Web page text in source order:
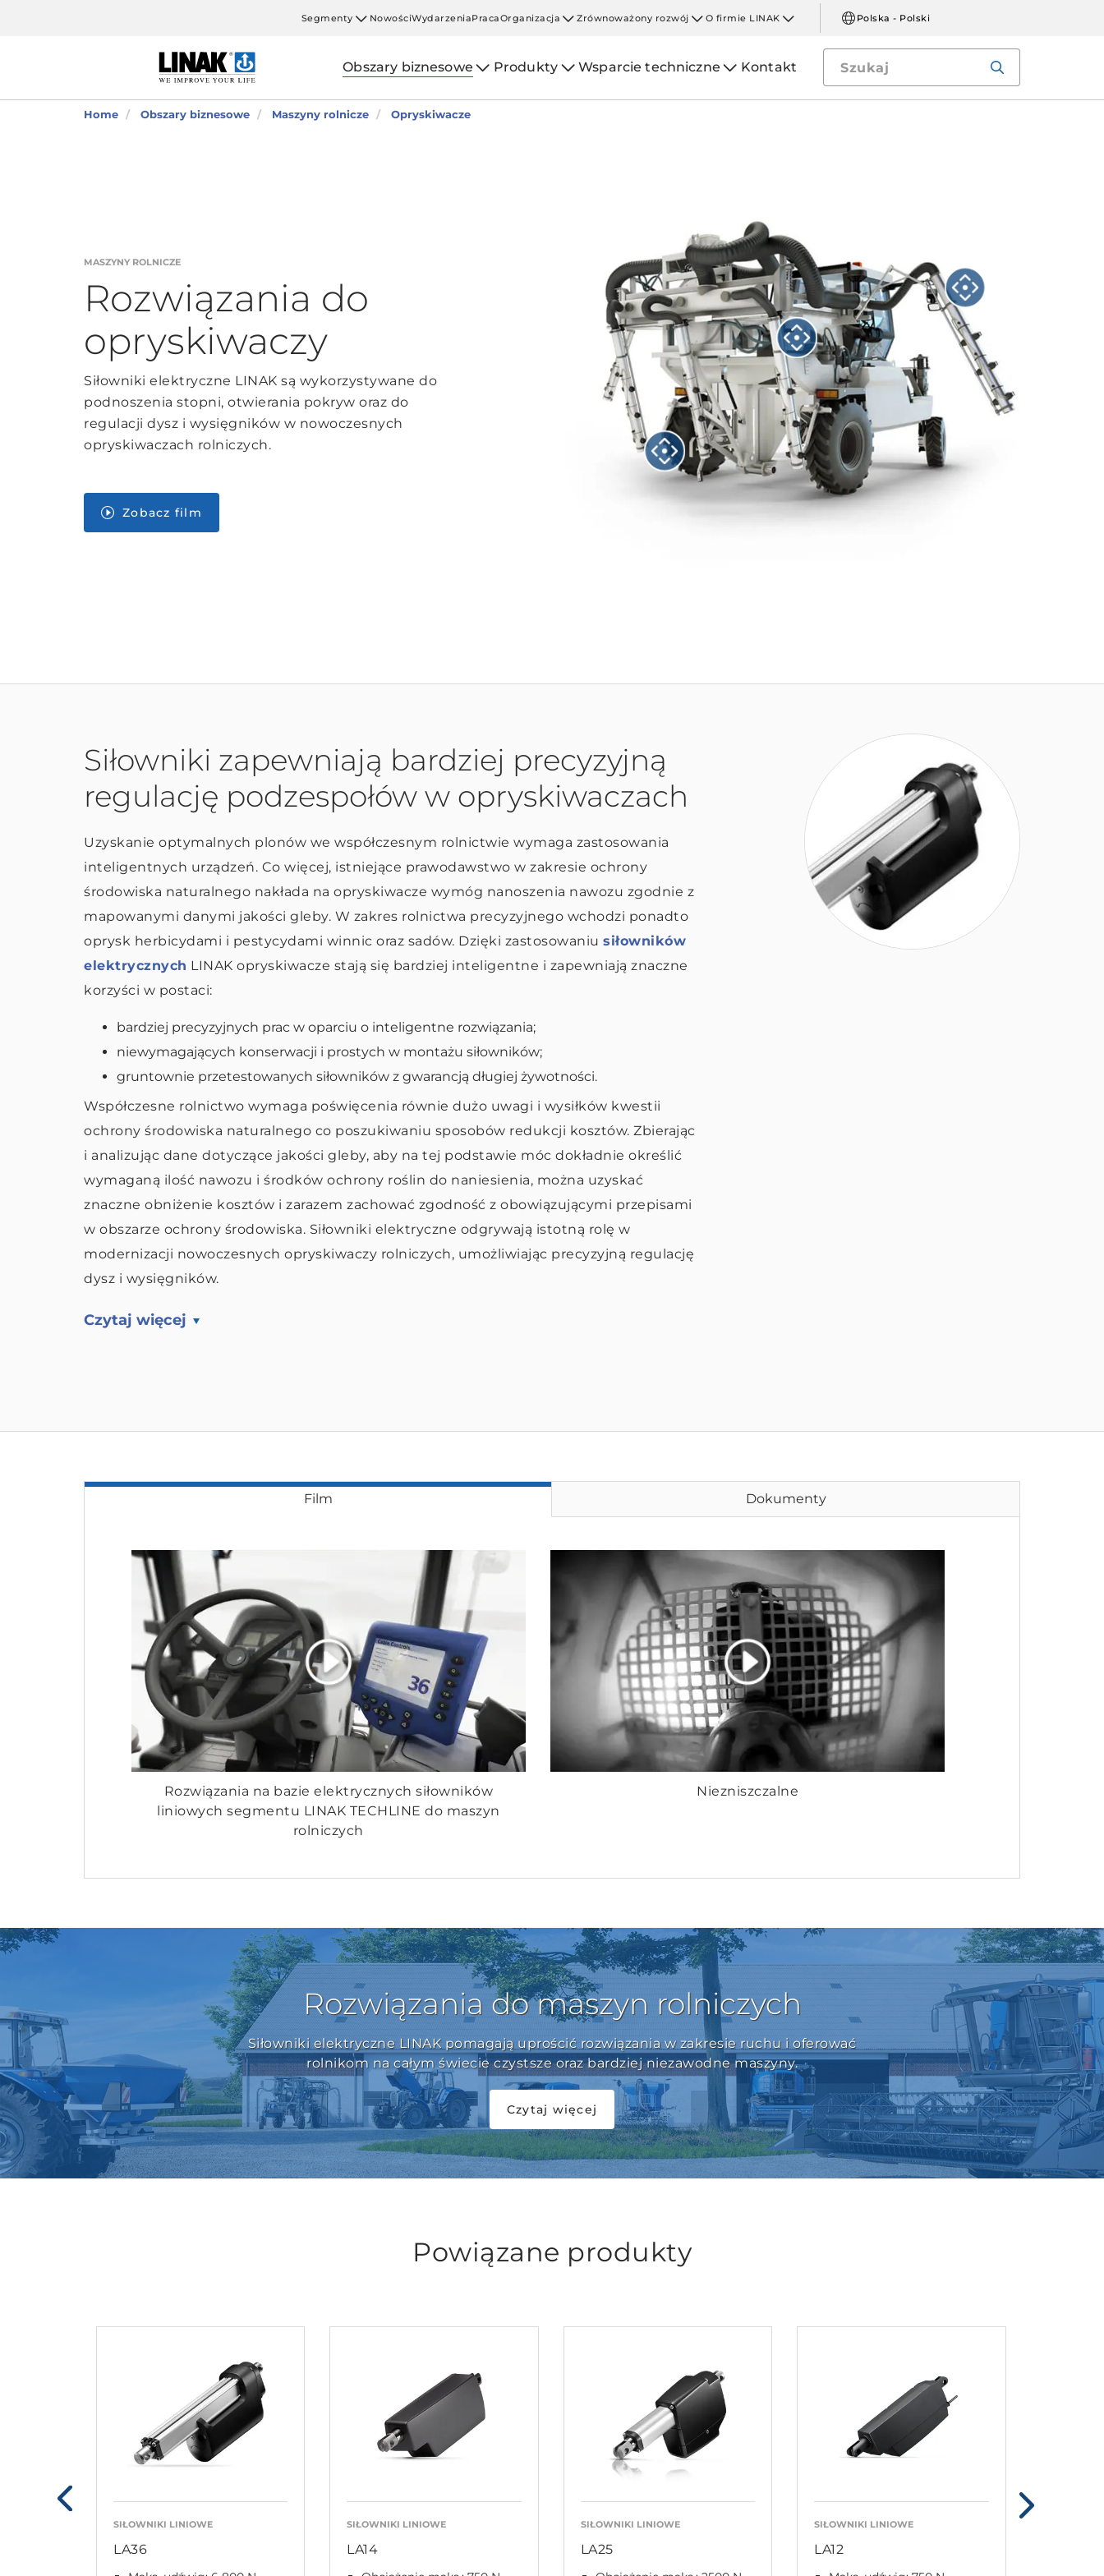
Segmenty NowościWydarzeniaPracaOrganizacja Zrównoważony rozwój O firmie LINAK Polska - Polski
Obszary biznesowe Produkty Wsparcie techniczne Kontakt
Home Obszary biznesowe Maszyny rolnicze Opryskiwacze
MASZYNY ROLNICZE
Rozwiązania do
opryskiwaczy
Siłowniki elektryczne LINAK są wykorzystywane do
podnoszenia stopni, otwierania pokryw oraz do
regulacji dysz i wysięgników w nowoczesnych
opryskiwaczach rolniczych.
Zobacz film
Siłowniki zapewniają bardziej precyzyjną
regulację podzespołów w opryskiwaczach
Uzyskanie optymalnych plonów we współczesnym rolnictwie wymaga zastosowania
inteligentnych urządzeń. Co więcej, istniejące prawodawstwo w zakresie ochrony
środowiska naturalnego nakłada na opryskiwacze wymóg nanoszenia nawozu zgodnie z
mapowanymi danymi jakości gleby. W zakres rolnictwa precyzyjnego wchodzi ponadto
oprysk herbicydami i pestycydami winnic oraz sadów. Dzięki zastosowaniu siłowników
elektrycznych LINAK opryskiwacze stają się bardziej inteligentne i zapewniają znaczne
korzyści w postaci:
bardziej precyzyjnych prac w oparciu o inteligentne rozwiązania;
niewymagających konserwacji i prostych w montażu siłowników;
gruntownie przetestowanych siłowników z gwarancją długiej żywotności.
Współczesne rolnictwo wymaga poświęcenia równie dużo uwagi i wysiłków kwestii
ochrony środowiska naturalnego co poszukiwaniu sposobów redukcji kosztów. Zbierając
i analizując dane dotyczące jakości gleby, aby na tej podstawie móc dokładnie określić
wymaganą ilość nawozu i środków ochrony roślin do naniesienia, można uzyskać
znaczne obniżenie kosztów i zarazem zachować zgodność z obowiązującymi przepisami
w obszarze ochrony środowiska. Siłowniki elektryczne odgrywają istotną rolę w
modernizacji nowoczesnych opryskiwaczy rolniczych, umożliwiając precyzyjną regulację
dysz i wysięgników.
Czytaj więcej
Film Dokumenty
Rozwiązania na bazie elektrycznych siłowników
liniowych segmentu LINAK TECHLINE do maszyn
rolniczych
Niezniszczalne
Rozwiązania do maszyn rolniczych
Siłowniki elektryczne LINAK pomagają uprościć rozwiązania w zakresie ruchu i oferować
rolnikom na całym świecie czystsze oraz bardziej niezawodne maszyny.
Czytaj więcej
Powiązane produkty
SIŁOWNIKI LINIOWE
LA36
SIŁOWNIKI LINIOWE
LA14
SIŁOWNIKI LINIOWE
LA25
SIŁOWNIKI LINIOWE
LA12